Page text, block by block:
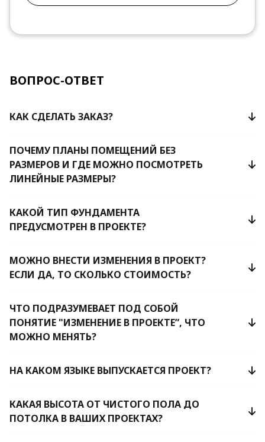
ВОПРОС-ОТВЕТ
КАК СДЕЛАТЬ ЗАКАЗ?
ПОЧЕМУ ПЛАНЫ ПОМЕЩЕНИЙ БЕЗ
РАЗМЕРОВ И ГДЕ МОЖНО ПОСМОТРЕТЬ
ЛИНЕЙНЫЕ РАЗМЕРЫ?
КАКОЙ ТИП ФУНДАМЕНТА
ПРЕДУСМОТРЕН В ПРОЕКТЕ?
МОЖНО ВНЕСТИ ИЗМЕНЕНИЯ В ПРОЕКТ?
ЕСЛИ ДА, ТО СКОЛЬКО СТОИМОСТЬ?
ЧТО ПОДРАЗУМЕВАЕТ ПОД СОБОЙ
ПОНЯТИЕ "ИЗМЕНЕНИЕ В ПРОЕКТЕ”, ЧТО
МОЖНО МЕНЯТЬ?
НА КАКОМ ЯЗЫКЕ ВЫПУСКАЕТСЯ ПРОЕКТ?
КАКАЯ ВЫСОТА ОТ ЧИСТОГО ПОЛА ДО
ПОТОЛКА В ВАШИХ ПРОЕКТАХ?